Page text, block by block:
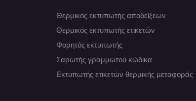
Θερμικός εκτυπωτής αποδείξεων
Θερμικός εκτυπωτής ετικετών
Φορητός εκτυπωτής
Σαρωτής γραμμωτού κώδικα
Εκτυπωτής ετικετών θερμικής μεταφοράς